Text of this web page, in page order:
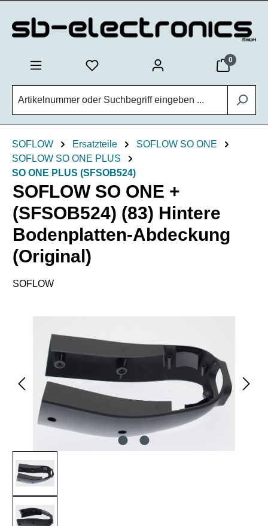
0
SOFLOW Ersatzteile
SOFLOW SO ONE
SOFLOW SO ONE PLUS
SO ONE PLUS (SFSOB524)
SOFLOW SO ONE +
(SFSOB524) (83) Hintere
Bodenplatten-Abdeckung
(Original)
SOFLOW